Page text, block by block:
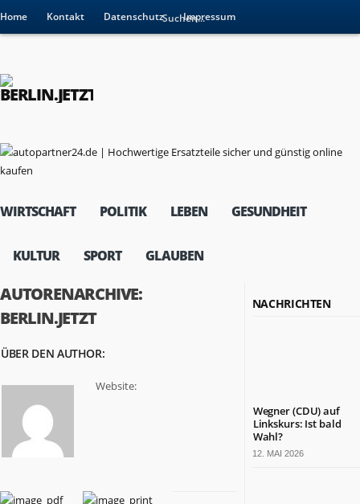
Home Kontakt Datenschutz Impressum
WIRTSCHAFT POLITIK LEBEN GESUNDHEIT
KULTUR SPORT GLAUBEN
AUTORENARCHIVE:
BERLIN.JETZT
ÜBER DEN AUTHOR:
Website:
NACHRICHTEN
Wegner (CDU) auf
Linkskurs: Ist bald
Wahl?
12. MAI 2026